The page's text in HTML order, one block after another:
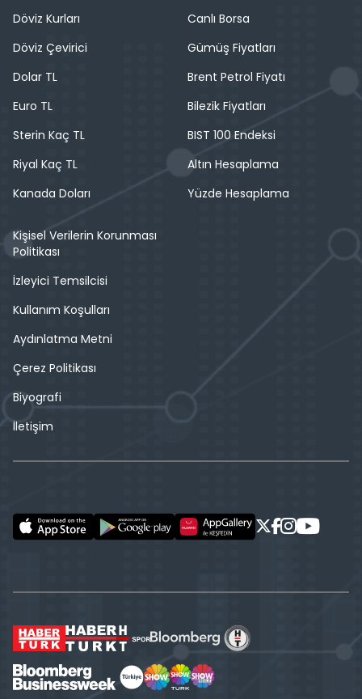
Döviz Kurları
Döviz Çevirici
Dolar TL
Euro TL
Sterin Kaç TL
Riyal Kaç TL
Kanada Doları
Canlı Borsa
Gümüş Fiyatları
Brent Petrol Fiyatı
Bilezik Fiyatları
BIST 100 Endeksi
Altın Hesaplama
Yüzde Hesaplama
Kişisel Verilerin Korunması
Politikası
İzleyici Temsilcisi
Kullanım Koşulları
Aydınlatma Metni
Çerez Politikası
Biyografi
İletişim